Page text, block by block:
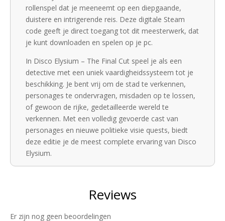
rollenspel dat je meeneemt op een diepgaande,
duistere en intrigerende reis. Deze digitale Steam
code geeft je direct toegang tot dit meesterwerk, dat
je kunt downloaden en spelen op je pc.
In Disco Elysium – The Final Cut speel je als een
detective met een uniek vaardigheidssysteem tot je
beschikking. Je bent vrij om de stad te verkennen,
personages te ondervragen, misdaden op te lossen,
of gewoon de rijke, gedetailleerde wereld te
verkennen. Met een volledig gevoerde cast van
personages en nieuwe politieke visie quests, biedt
deze editie je de meest complete ervaring van Disco
Elysium.
innovatieve gameplay. Het biedt een ongeëvenaarde
unieke verhaal kunt creëren.
Er zijn nog geen beoordelingen